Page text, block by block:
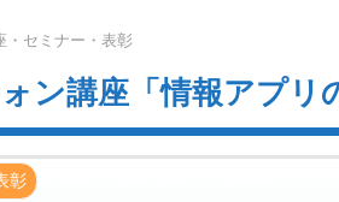
・セミナー・表彰
ン講座「情報アプリ
彰